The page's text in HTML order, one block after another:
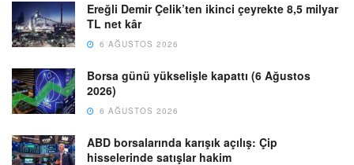
Ereğli Demir Çelik’ten ikinci çeyrekte 8,5 milyar
TL net kâr
6 AĞUSTOS 2026
Borsa günü yükselişle kapattı (6 Ağustos
2026)
6 AĞUSTOS 2026
ABD borsalarında karışık açılış: Çip
hisselerinde satışlar hakim